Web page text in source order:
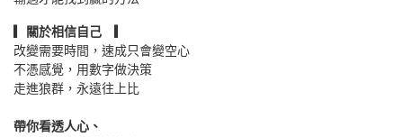
▎關於相信自己 ▎
改變需要時間，速成只會變空心
不憑感覺，用數字做決策
走進狼群，永遠往上比
帶你看透人心、